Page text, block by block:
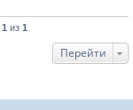
1 из 1
Перейти